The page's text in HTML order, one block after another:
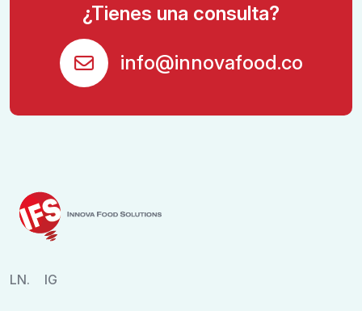
¿Tienes una consulta?
info@innovafood.co
LN. IG